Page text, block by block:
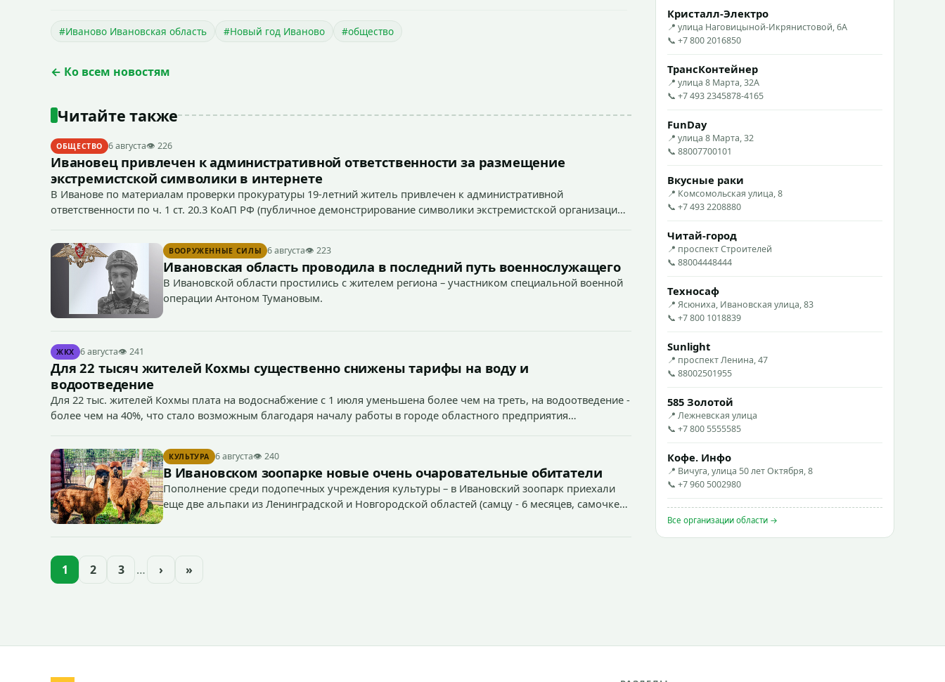
#Иваново Ивановская область #Новый год Иваново #общество
← Ко всем новостям
Читайте также
ОБЩЕСТВО 6 августа👁 226
Ивановец привлечен к административной ответственности за размещение
экстремистской символики в интернете
В Иванове по материалам проверки прокуратуры 19-летний житель привлечен к административной
ответственности по ч. 1 ст. 20.3 КоАП РФ (публичное демонстрирование символики экстремистской организации,
символики в сети Интернет.
ВООРУЖЕННЫЕ СИЛЫ 6 августа👁 223
Ивановская область проводила в последний путь военнослужащего
В Ивановской области простились с жителем региона – участником специальной военной
операции Антоном Тумановым.
ЖКХ 6 августа👁 241
Для 22 тысяч жителей Кохмы существенно снижены тарифы на воду и
водоотведение
Для 22 тыс. жителей Кохмы плата на водоснабжение с 1 июля уменьшена более чем на треть, на водоотведение -
более чем на 40%, что стало возможным благодаря началу работы в городе областного предприятия
КУЛЬТУРА 6 августа👁 240
В Ивановском зоопарке новые очень очаровательные обитатели
Пополнение среди подопечных учреждения культуры – в Ивановский зоопарк приехали
еще две альпаки из Ленинградской и Новгородской областей (самцу - 6 месяцев, самочке
1 2 3 … › »
Кристалл-Электро
📍 улица Наговицыной-Икрянистовой, 6А
📞 +7 800 2016850
ТрансКонтейнер
📍 улица 8 Марта, 32А
📞 +7 493 2345878-4165
FunDay
📍 улица 8 Марта, 32
📞 88007700101
Вкусные раки
📍 Комсомольская улица, 8
📞 +7 493 2208880
Читай-город
📍 проспект Строителей
📞 88004448444
Техносаф
📍 Ясюниха, Ивановская улица, 83
📞 +7 800 1018839
Sunlight
📍 проспект Ленина, 47
📞 88002501955
585 Золотой
📍 Лежневская улица
📞 +7 800 5555585
Кофе. Инфо
📍 Вичуга, улица 50 лет Октября, 8
📞 +7 960 5002980
Все организации области →